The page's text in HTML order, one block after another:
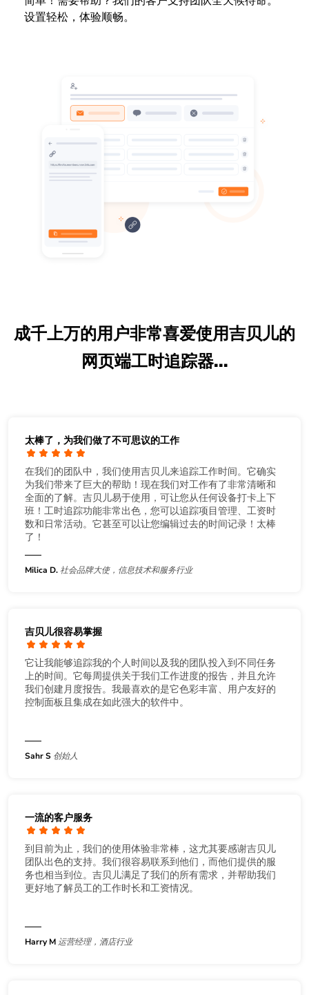
设置轻松，体验顺畅。
成千上万的用户非常喜爱使用吉贝儿的
网页端工时追踪器...
太棒了，为我们做了不可思议的工作
在我们的团队中，我们使用吉贝儿来追踪工作时间。它确实
为我们带来了巨大的帮助！现在我们对工作有了非常清晰和
全面的了解。吉贝儿易于使用，可让您从任何设备打卡上下
班！工时追踪功能非常出色，您可以追踪项目管理、工资时
数和日常活动。它甚至可以让您编辑过去的时间记录！太棒
了！
Milica D. 社会品牌大使，信息技术和服务行业
吉贝儿很容易掌握
它让我能够追踪我的个人时间以及我的团队投入到不同任务
上的时间。它每周提供关于我们工作进度的报告，并且允许
我们创建月度报告。我最喜欢的是它色彩丰富、用户友好的
控制面板且集成在如此强大的软件中。
Sahr S 创始人
一流的客户服务
到目前为止，我们的使用体验非常棒，这尤其要感谢吉贝儿
团队出色的支持。我们很容易联系到他们，而他们提供的服
务也相当到位。吉贝儿满足了我们的所有需求，并帮助我们
更好地了解员工的工作时长和工资情况。
Harry M 运营经理，酒店行业